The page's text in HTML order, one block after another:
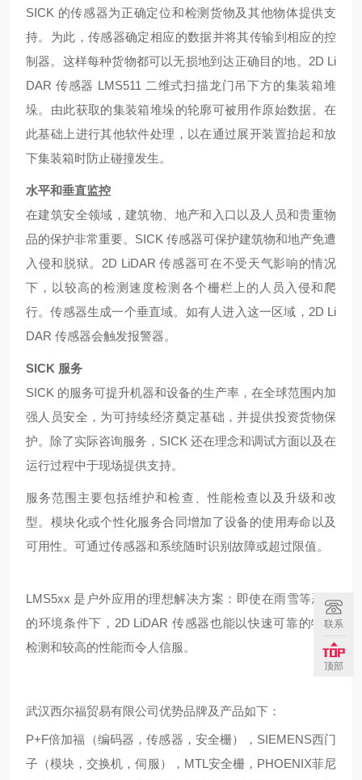
SICK 的传感器为正确定位和检测货物及其他物体提供支
持。为此，传感器确定相应的数据并将其传输到相应的控
制器。这样每种货物都可以无损地到达正确目的地。2D Li
DAR 传感器 LMS511 二维式扫描龙门吊下方的集装箱堆
垛。由此获取的集装箱堆垛的轮廓可被用作原始数据。在
此基础上进行其他软件处理，以在通过展开装置抬起和放
下集装箱时防止碰撞发生。
水平和垂直监控
在建筑安全领域，建筑物、地产和入口以及人员和贵重物
品的保护非常重要。 SICK 传感器可保护建筑物和地产免遭
入侵和脱狱。2D LiDAR 传感器可在不受天气影响的情况
下，以较高的检测速度检测各个栅栏上的人员入侵和爬
行。传感器生成一个垂直域。如有人进入这一区域，2D Li
DAR 传感器会触发报警器。
SICK 服务
SICK 的服务可提升机器和设备的生产率，在全球范围内加
强人员安全，为可持续经济奠定基础，并提供投资货物保
护。除了实际咨询服务，SICK 还在理念和调试方面以及在
运行过程中于现场提供支持。
服务范围主要包括维护和检查、性能检查以及升级和改
型。模块化或个性化服务合同增加了设备的使用寿命以及
可用性。可通过传感器和系统随时识别故障或超过限值。
LMS5xx 是户外应用的理想解决方案：即使在雨雪等恶劣
的环境条件下，2D LiDAR 传感器也能以快速可靠的物体
检测和较高的性能而令人信服。
武汉西尔福贸易有限公司优势品牌及产品如下：
P+F倍加福（编码器，传感器，安全栅），SIEMENS西门
子（模块，交换机，伺服），MTL安全栅，PHOENIX菲尼
联系
顶部